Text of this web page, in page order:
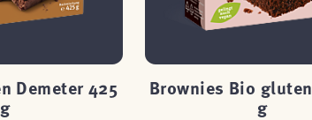
Demeter 425
g
Brownies Bio
g